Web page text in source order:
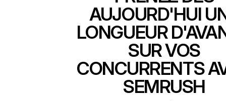
AUJOURD'HUI
LONGUEUR
SUR VOS
CONCURRENTS
SEMRUSH